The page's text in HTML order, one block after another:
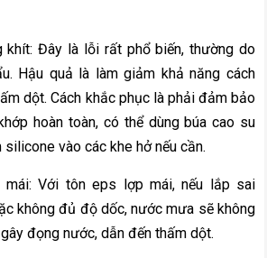
khít: Đây là lỗi rất phổ biến, thường do
Hậu quả là làm giảm khả năng cách
dột. Cách khắc phục là phải đảm bảo
hoàn toàn, có thể dùng búa cao su
silicone vào các khe hở nếu cần.
mái: Với tôn eps lợp mái, nếu lắp sai
không đủ độ dốc, nước mưa sẽ không
đọng nước, dẫn đến thấm dột.